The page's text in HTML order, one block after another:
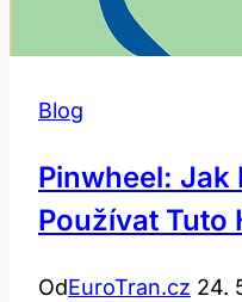
Blog
Pinwheel: Jak
Používat Tuto
OdEuroTran.cz 24.